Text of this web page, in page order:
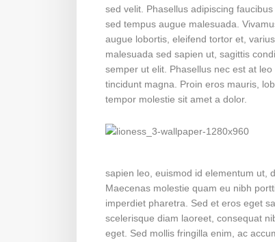
sed velit. Phasellus adipiscing
sed tempus augue malesuada.
augue lobortis, eleifend tortor et,
malesuada sed sapien ut, sagittis
semper ut elit. Phasellus nec est at
tincidunt magna. Proin eros mauris,
tempor molestie sit amet a dolor.
sapien leo, euismod id elementum ut,
Maecenas molestie quam eu nibh
imperdiet pharetra. Sed et eros eget
scelerisque diam laoreet, consequat
eget. Sed mollis fringilla enim, ac